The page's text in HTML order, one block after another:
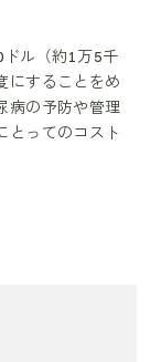
ル（約1万5千
にすることをめ
病の予防や管理
とってのコスト